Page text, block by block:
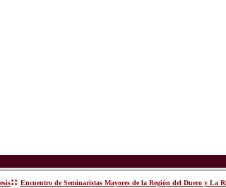
:: En­cuen­tro de Se­mi­na­ris­tas Ma­yo­res de la Re­gión del Due­ro y La